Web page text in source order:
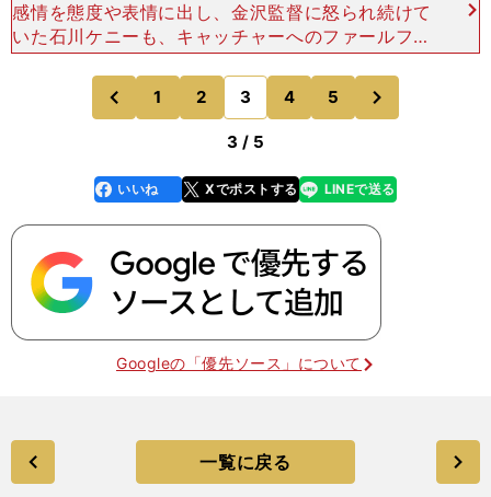
感情を態度や表情に出し、金沢監督に怒られ続けて
いた石川ケニーも、キャッチャーへのファールフラ
イに倒れたあと、マスクを拾い、自らのユニフォー
ムでマスクについた土をふいてから相手に渡すよう
になった。これら
前
のページへ
1 2 3 4 5
のページへ
3 / 5
faceboo
k
いいね Xでポストする
line LINEで送る
Googleの「優先ソース」について
一覧に戻る